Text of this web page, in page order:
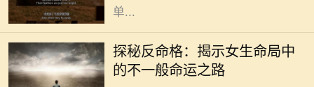
单...
探秘反命格：揭示女生命局中
的不一般命运之路
在命理学中，命格通常是指一个人根
据其出生时间、地点所形成的命局。
然而，什么是反命格呢？简单来说，
反命格是指与传统命局形成鲜明对照